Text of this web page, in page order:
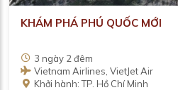
KHÁM PHÁ PHÚ QUỐC MỚI
3 ngày 2 đêm
Vietnam Airlines, VietJet Air
Khởi hành: TP. Hồ Chí Minh